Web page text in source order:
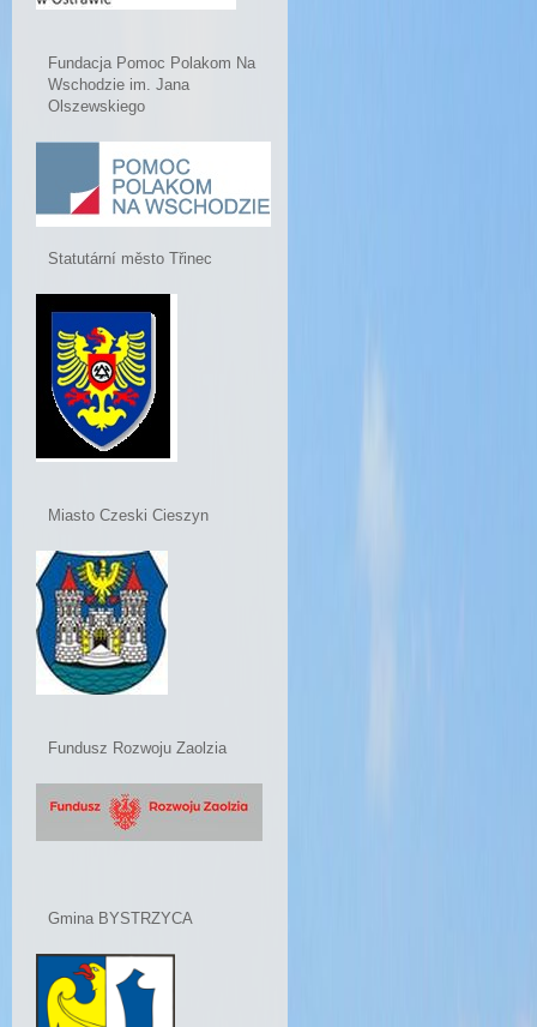
Fundacja Pomoc Polakom Na
Wschodzie im. Jana
Olszewskiego
Statutární město Třinec
Miasto Czeski Cieszyn
Fundusz Rozwoju Zaolzia
Gmina BYSTRZYCA